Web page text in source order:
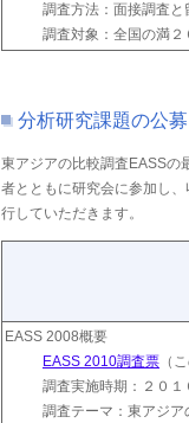
調査方法：面接調査と
調査対象：全国の満２
分析研究課題の公
東アジアの比較調査EASSの
者とともに研究会に参加し
行していただきます。
EASS 2008概要
EASS 2010調査票 （
調査実施時期：２０１
調査テーマ：東アジア